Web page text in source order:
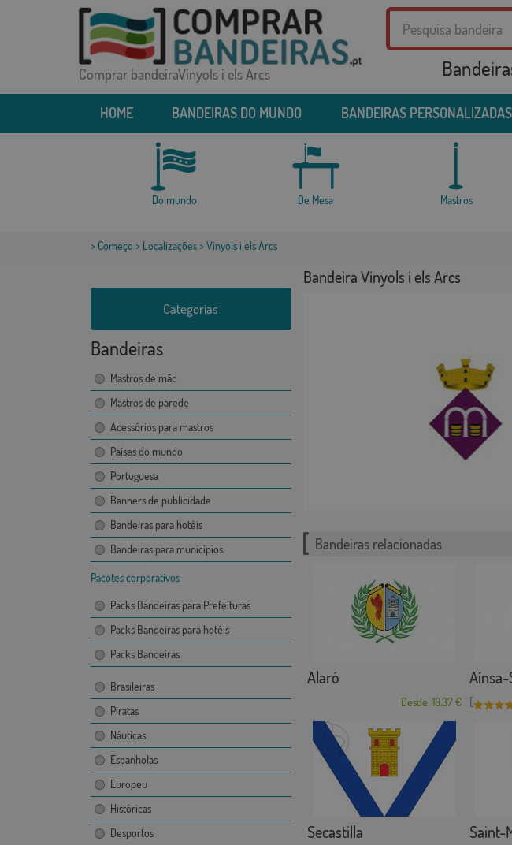
Comprar bandeiraVinyols i els Arcs
HOME BANDEIRAS DO MUNDO BANDEIRAS PERSONALIZADAS
Do mundo De Mesa Mastros
> Começo > Localizações> Vinyols i els Arcs
Categorias
Bandeiras
Mastros de mão
Mastros de parede
Acessórios para mastros
Países do mundo
Portuguesa
Banners de publicidade
Bandeiras para hotéis
Bandeiras para municípios
Pacotes corporativos
Packs Bandeiras para Prefeituras
Packs Bandeiras para hotéis
Packs Bandeiras
Brasileiras
Piratas
Náuticas
Espanholas
Europeu
Históricas
Desportos
Bandeira Vinyols i els Arcs
Bandeiras relacionadas
Alaró
Desde: 18,37 € [
Secastilla Saint-